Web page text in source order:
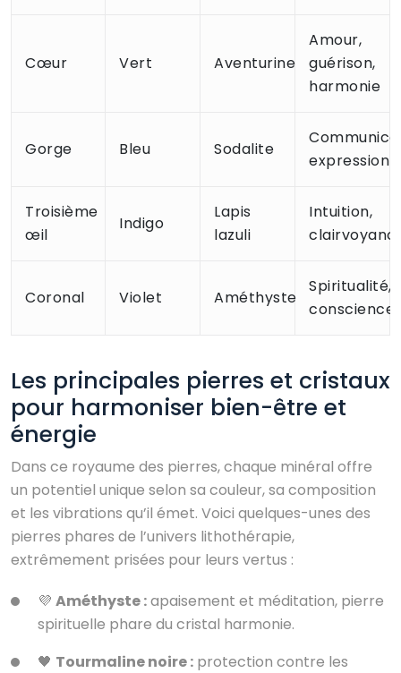
Cœur Vert Aventurine
Amour,
guérison,
harmonie
Gorge Bleu Sodalite
expression
Troisième
œil
Indigo
Lapis
lazuli
Intuition,
Coronal Violet Améthyste
Spiritualité,
conscience
Les principales pierres et cristaux
pour harmoniser bien-être et
énergie
Dans ce royaume des pierres, chaque minéral offre
un potentiel unique selon sa couleur, sa composition
et les vibrations qu’il émet. Voici quelques-unes des
pierres phares de l’univers lithothérapie,
extrêmement prisées pour leurs vertus :
💜 Améthyste :apaisement et méditation, pierre
spirituelle phare du cristal harmonie.
🖤 Tourmaline noire : protection contre les